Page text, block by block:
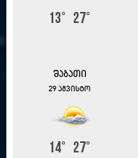
13° 27°
შაბათი
29 აგვისტო
14° 27°